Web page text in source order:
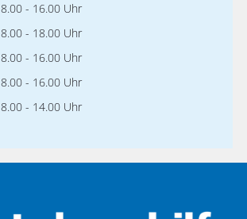
8.00 - 16.00 Uhr
8.00 - 18.00 Uhr
8.00 - 16.00 Uhr
8.00 - 16.00 Uhr
8.00 - 14.00 Uhr